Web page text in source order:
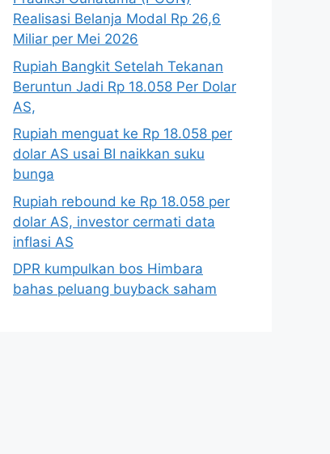
Realisasi Belanja Modal Rp 26,6
Miliar per Mei 2026
Rupiah Bangkit Setelah Tekanan
Beruntun Jadi Rp 18.058 Per Dolar
AS,
Rupiah menguat ke Rp 18.058 per
dolar AS usai BI naikkan suku
bunga
Rupiah rebound ke Rp 18.058 per
dolar AS, investor cermati data
inflasi AS
DPR kumpulkan bos Himbara
bahas peluang buyback saham